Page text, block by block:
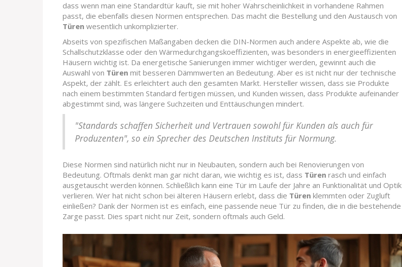
dass wenn man eine Standardtür kauft, sie mit hoher Wahrscheinlichkeit in vorhandene Rahmen
passt, die ebenfalls diesen Normen entsprechen. Das macht die Bestellung und den Austausch von
Türen wesentlich unkomplizierter.
Abseits von spezifischen Maßangaben decken die DIN-Normen auch andere Aspekte ab, wie die
Schallschutzklasse oder den Wärmedurchgangskoeffizienten, was besonders in energieeffizienten
Häusern wichtig ist. Da energetische Sanierungen immer wichtiger werden, gewinnt auch die
Auswahl von Türen mit besseren Dämmwerten an Bedeutung. Aber es ist nicht nur der technische
Aspekt, der zählt. Es erleichtert auch den gesamten Markt. Hersteller wissen, dass sie Produkte
nach einem bestimmten Standard fertigen müssen, und Kunden wissen, dass Produkte aufeinander
abgestimmt sind, was längere Suchzeiten und Enttäuschungen mindert.
"Standards schaffen Sicherheit und Vertrauen sowohl für Kunden als auch für
Produzenten", so ein Sprecher des Deutschen Instituts für Normung.
Diese Normen sind natürlich nicht nur in Neubauten, sondern auch bei Renovierungen von
Bedeutung. Oftmals denkt man gar nicht daran, wie wichtig es ist, dass Türen rasch und einfach
ausgetauscht werden können. Schließlich kann eine Tür im Laufe der Jahre an Funktionalität und Optik
verlieren. Wer hat nicht schon bei älteren Häusern erlebt, dass die Türen klemmten oder Zugluft
einließen? Dank der Normen ist es einfach, eine passende neue Tür zu finden, die in die bestehende
Zarge passt. Dies spart nicht nur Zeit, sondern oftmals auch Geld.